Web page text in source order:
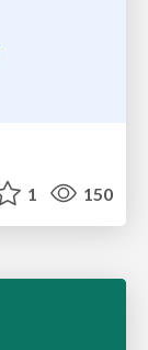
1 150